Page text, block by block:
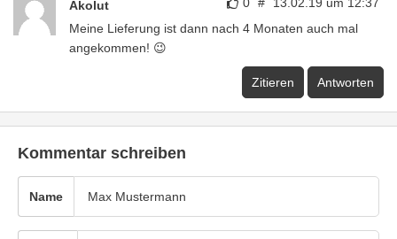
0 # 13.02.19 um 12:37
Akolut
Meine Lieferung ist dann nach 4 Monaten auch mal
angekommen! 😉
Zitieren Antworten
Kommentar schreiben
Name